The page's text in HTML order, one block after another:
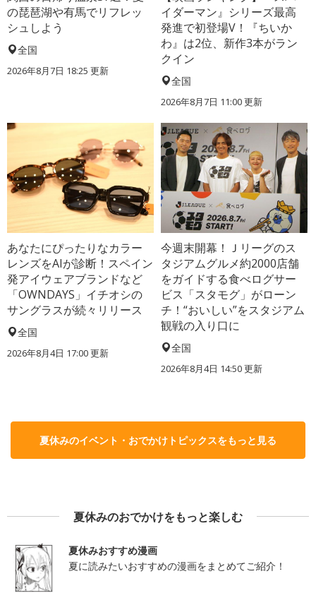
の琵琶湖や有馬でリフレッ
シュしよう
全国
2026年8月7日 18:25 更新
イダーマン』シリーズ最高
発進で初登場V！『ちいか
わ』は2位、新作3本がラン
クイン
全国
2026年8月7日 11:00更新
あなたにぴったりなカラー
レンズをAIが診断！スペイン
発アイウェアブランドなど
「OWNDAYS」イチオシの
サングラスが続々リリース
全国
2026年8月4日 17:00更新
今週末開幕！Ｊリーグのス
タジアムグルメ約2000店舗
をガイドする食べログサー
ビス「スタモグ」がローン
チ！“おいしい”をスタジアム
観戦の入り口に
全国
2026年8月4日 14:50更新
夏休みのイベント・おでかけトピックスをもっと見る
夏休みのおでかけをもっと楽しむ
夏休みおすすめ漫画
夏に読みたいおすすめの漫画をまとめてご紹介！